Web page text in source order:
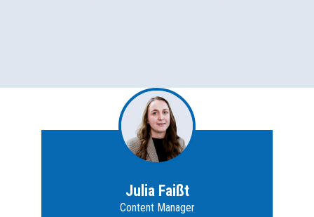
Julia Faißt
Content Manager